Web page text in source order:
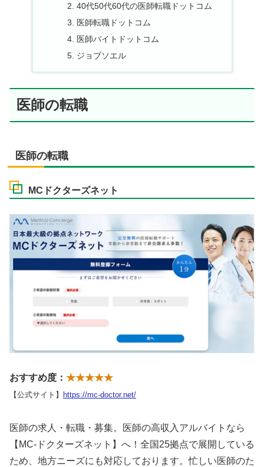
40代50代60代の医師転職ドットコム
医師転職ドットコム
医師バイトドットコム
ジョブソエル
医師の転職
医師の転職
MCドクターズネット
おすすめ度： ★★★★★
【公式サイト】 https://mc-doctor.net/
医師の求人・転職・募集。医師の高収入アルバイトなら
【MC-ドクターズネット】へ！全国25拠点で展開している
ため、地方ニーズにも対応しております。忙しい医師のた